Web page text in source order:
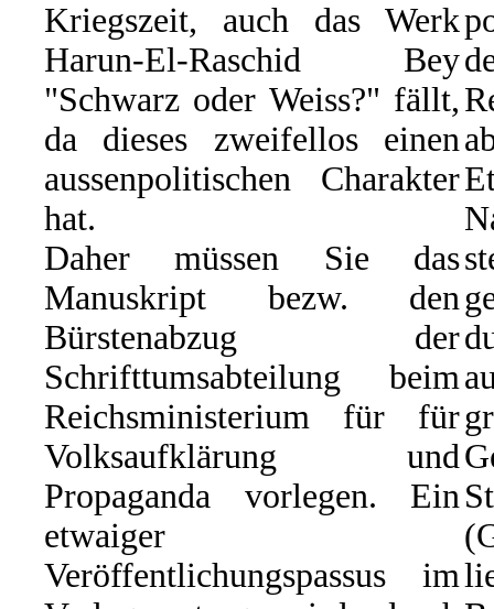
Kriegszeit, auch das Werk
Harun-El-Raschid Bey
"Schwarz oder Weiss?" fällt,
da dieses zweifellos einen
aussenpolitischen Charakter
hat.
Daher müssen Sie das
Manuskript bezw. den
Bürstenabzug der
Schrifttumsabteilung beim
Reichsministerium für für
Volksaufklärung und
Propaganda vorlegen. Ein
etwaiger
Veröffentlichungspassus im